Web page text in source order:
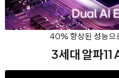
40% 향상된 성능으
3세대 알파11